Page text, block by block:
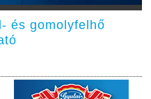
és gomolyfelhő